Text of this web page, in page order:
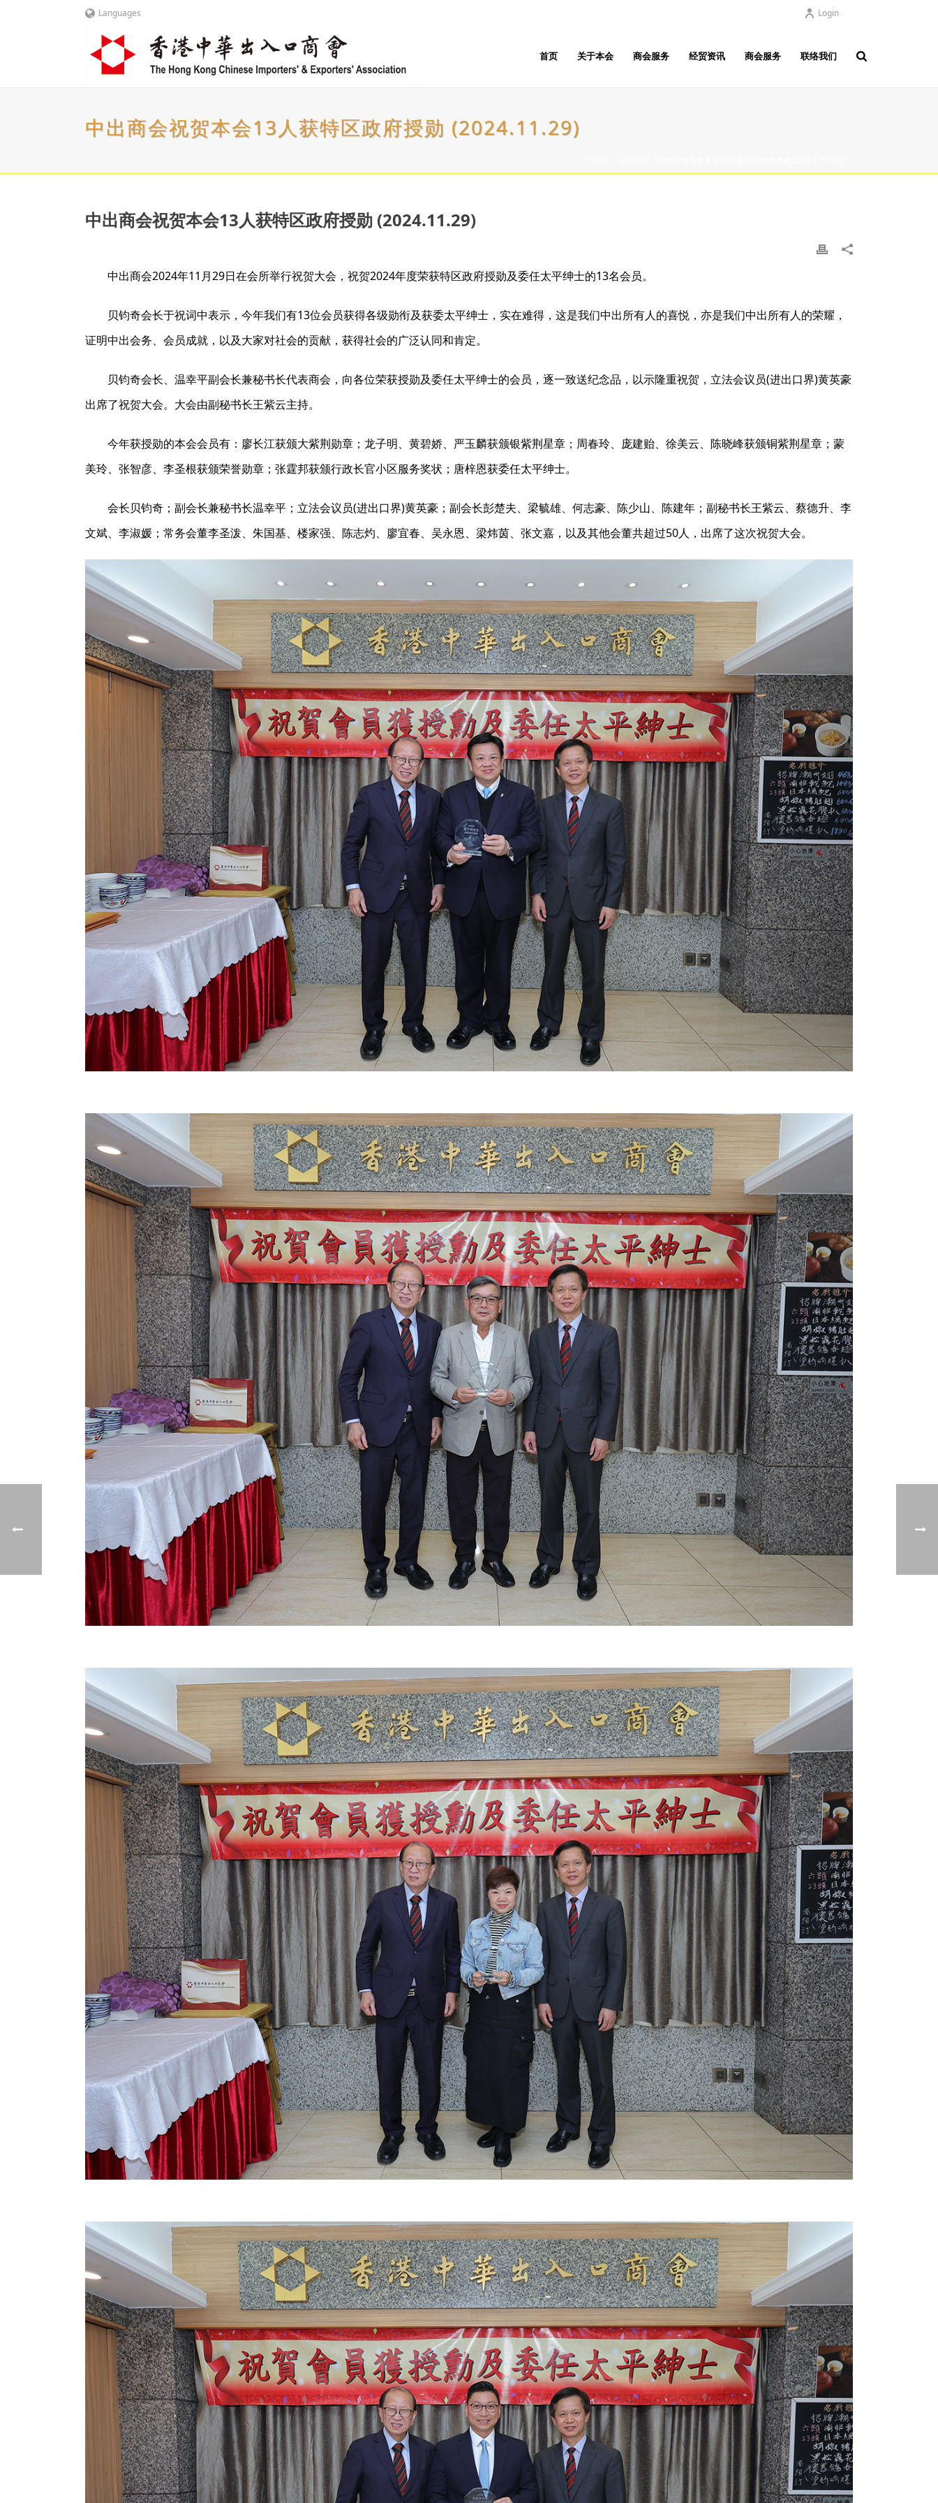
Languages Login
首页 关于本会 商会服务 经贸资讯 商会服务 联络我们
中出商会祝贺本会13人获特区政府授勋 (2024.11.29)
中出商会祝贺本会13人获特区政府授勋 (2024.11.29)
中出商会2024年11月29日在会所举行祝贺大会，祝贺2024年度荣获特区政府授勋及委任太平绅士的13名会员。
贝钧奇会长于祝词中表示，今年我们有13位会员获得各级勋衔及获委太平绅士，实在难得，这是我们中出所有人的喜悦，亦是我们中出所有人的荣耀，
证明中出会务、会员成就，以及大家对社会的贡献，获得社会的广泛认同和肯定。
贝钧奇会长、温幸平副会长兼秘书长代表商会，向各位荣获授勋及委任太平绅士的会员，逐一致送纪念品，以示隆重祝贺，立法会议员(进出口界)黄英豪
出席了祝贺大会。大会由副秘书长王紫云主持。
今年获授勋的本会会员有：廖长江获颁大紫荆勋章；龙子明、黄碧娇、严玉麟获颁银紫荆星章；周春玲、庞建贻、徐美云、陈晓峰获颁铜紫荆星章；蒙
美玲、张智彦、李圣根获颁荣誉勋章；张霆邦获颁行政长官小区服务奖状；唐梓恩获委任太平绅士。
会长贝钧奇；副会长兼秘书长温幸平；立法会议员(进出口界)黄英豪；副会长彭楚夫、梁毓雄、何志豪、陈少山、陈建年；副秘书长王紫云、蔡德升、李
文斌、李淑媛；常务会董李圣泼、朱国基、楼家强、陈志灼、廖宜春、吴永恩、梁炜茵、张文嘉，以及其他会董共超过50人，出席了这次祝贺大会。